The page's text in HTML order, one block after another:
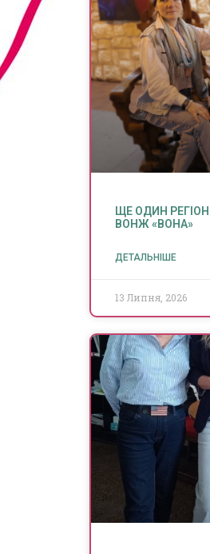
ЩЕ ОДИН
ВОНЖ «ВОНА»
ДЕТАЛЬНІШЕ
13 Липня, 2026